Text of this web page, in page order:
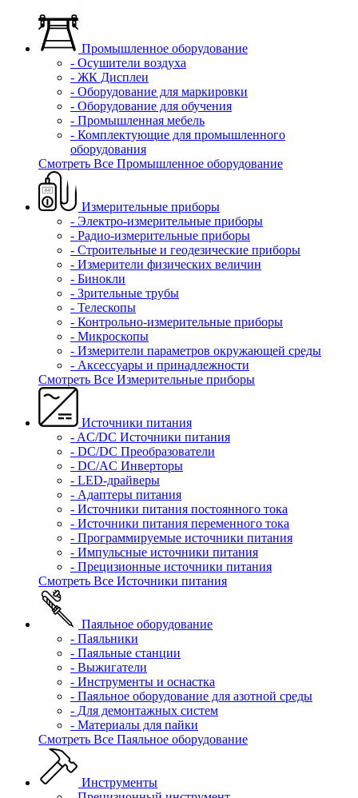
Промышленное оборудование
- Осушители воздуха
- ЖК Дисплеи
- Оборудование для маркировки
- Оборудование для обучения
- Промышленная мебель
- Комплектующие для промышленного
оборудования
Смотреть Все Промышленное оборудование
Измерительные приборы
- Электро-измерительные приборы
- Радио-измерительные приборы
- Строительные и геодезические приборы
- Измерители физических величин
- Бинокли
- Зрительные трубы
- Телескопы
- Контрольно-измерительные приборы
- Микроскопы
- Измерители параметров окружающей среды
- Аксессуары и принадлежности
Смотреть Все Измерительные приборы
Источники питания
- AC/DC Источники питания
- DC/DC Преобразователи
- DC/AC Инверторы
- LED-драйверы
- Адаптеры питания
- Источники питания постоянного тока
- Источники питания переменного тока
- Программируемые источники питания
- Импульсные источники питания
- Прецизионные источники питания
Смотреть Все Источники питания
Паяльное оборудование
- Паяльники
- Паяльные станции
- Выжигатели
- Инструменты и оснастка
- Паяльное оборудование для азотной среды
- Для демонтажных систем
- Материалы для пайки
Смотреть Все Паяльное оборудование
Инструменты